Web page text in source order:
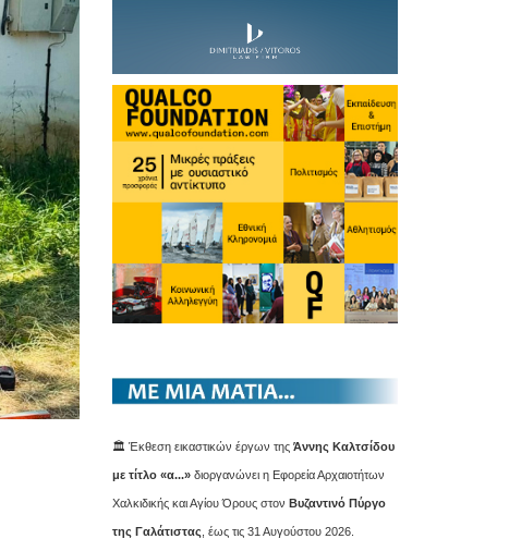
🏛️ Έκθεση εικαστικών έργων της Άννης Καλτσίδου
με τίτλο «α...»διοργανώνει η Εφορεία Αρχαιοτήτων
Χαλκιδικής και Αγίου Όρους στον Βυζαντινό Πύργο
της Γαλάτιστας , έως τις 31 Αυγούστου 2026.